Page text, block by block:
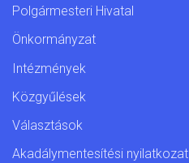
Polgármesteri Hivatal
Önkormányzat
Intézmények
Közgyűlések
Választások
Akadálymentesítési nyilatkozat